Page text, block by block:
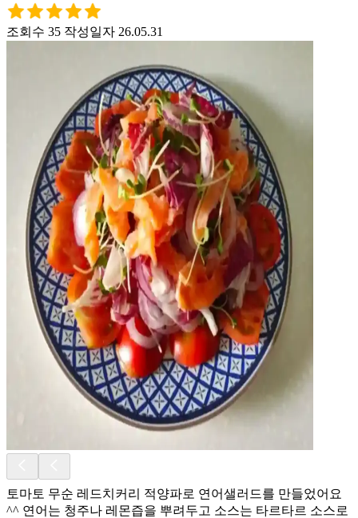
조회수 35 작성일자 26.05.31
토마토 무순 레드치커리 적양파로 연어샐러드를 만들었어요
^^ 연어는 청주나 레몬즙을 뿌려두고 소스는 타르타르 소스로